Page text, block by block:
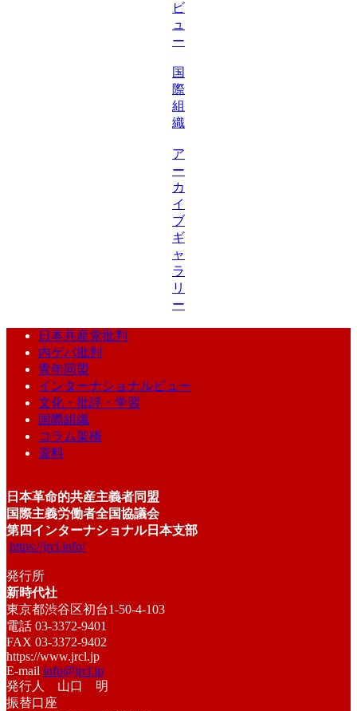
ビ
ュ
ー
国
際
組
織
ア
ー
カ
イ
ブ
ギ
ャ
ラ
リ
ー
日本共産党批判
内ゲバ批判
青年同盟
インターナショナルビュー
文化・批評・学習
国際組織
コラム架橋
資料
日本革命的共産主義者同盟
国際主義労働者全国協議会
第四インターナショナル日本支部
https://jrcl.info/
発行所
新時代社
東京都渋谷区初台1-50-4-103
電話 03-3372-9401
FAX 03-3372-9402
https://www.jrcl.jp
E-mail info@jrcl.jp
発行人 山口 明
振替口座